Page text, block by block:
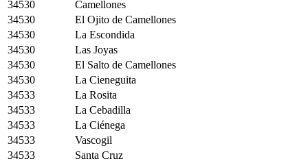
34530
Camellones
34530
El Ojito de Camellones
34530
La Escondida
34530
Las Joyas
34530
El Salto de Camellones
34530
La Cieneguita
34533
La Rosita
34533
La Cebadilla
34533
La Ciénega
34533
Vascogil
34533
Santa Cruz